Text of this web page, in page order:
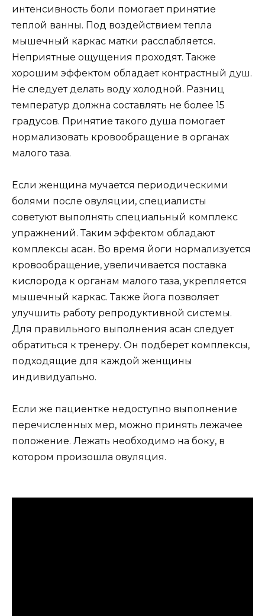
интенсивность боли помогает принятие
теплой ванны. Под воздействием тепла
мышечный каркас матки расслабляется.
Неприятные ощущения проходят. Также
хорошим эффектом обладает контрастный душ.
Не следует делать воду холодной. Разниц
температур должна составлять не более 15
градусов. Принятие такого душа помогает
нормализовать кровообращение в органах
малого таза.
Если женщина мучается периодическими
болями после овуляции, специалисты
советуют выполнять специальный комплекс
упражнений. Таким эффектом обладают
комплексы асан. Во время йоги нормализуется
кровообращение, увеличивается поставка
кислорода к органам малого таза, укрепляется
мышечный каркас. Также йога позволяет
улучшить работу репродуктивной системы.
Для правильного выполнения асан следует
обратиться к тренеру. Он подберет комплексы,
подходящие для каждой женщины
индивидуально.
Если же пациентке недоступно выполнение
перечисленных мер, можно принять лежачее
положение. Лежать необходимо на боку, в
котором произошла овуляция.